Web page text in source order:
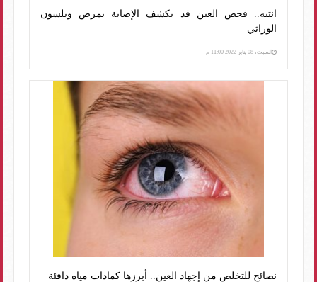
انتبه.. فحص العين قد يكشف الإصابة بمرض ويلسون
الوراثي
السبت، 08 يناير 2022 11:00 م
نصائح للتخلص من إجهاد العين.. أبرزها كمادات مياه دافئة